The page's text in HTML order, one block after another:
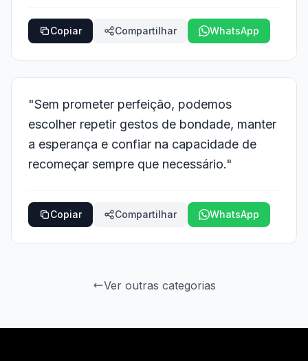
Copiar Compartilhar WhatsApp
"Sem prometer perfeição, podemos
escolher repetir gestos de bondade, manter
a esperança e confiar na capacidade de
recomeçar sempre que necessário."
Copiar Compartilhar WhatsApp
Ver outras categorias